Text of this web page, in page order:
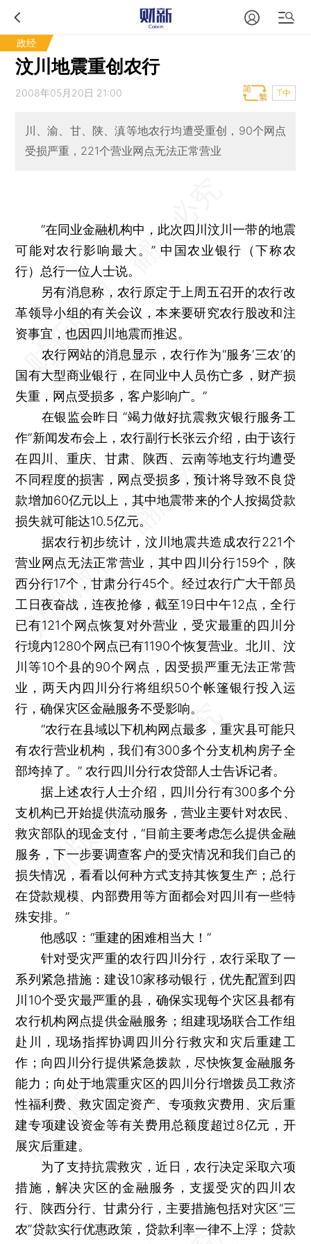
政经
汶川地震重创农行
2008年05月20日 21:00 T中
川、渝、甘、陕、滇等地农行均遭受重创，90个网点
受损严重，221个营业网点无法正常营业
“在同业金融机构中，此次四川汶川一带的地震
可能对农行影响最大。” 中国农业银行（下称农
行）总行一位人士说。
另有消息称，农行原定于上周五召开的农行改
革领导小组的有关会议，本来要研究农行股改和注
资事宜，也因四川地震而推迟。
农行网站的消息显示，农行作为“服务‘三农’的
国有大型商业银行，在同业中人员伤亡多，财产损
失重，网点受损多，客户影响广。”
在银监会昨日 “竭力做好抗震救灾银行服务工
作”新闻发布会上，农行副行长张云介绍，由于该行
在四川、重庆、甘肃、陕西、云南等地支行均遭受
不同程度的损害，网点受损多，预计将导致不良贷
款增加60亿元以上，其中地震带来的个人按揭贷款
损失就可能达10.5亿元。
据农行初步统计，汶川地震共造成农行221个
营业网点无法正常营业，其中四川分行159个，陕
西分行17个，甘肃分行45个。经过农行广大干部员
工日夜奋战，连夜抢修，截至19日中午12点，全行
已有121个网点恢复对外营业，受灾最重的四川分
行境内1280个网点已有1190个恢复营业。北川、汶
川等10个县的90个网点，因受损严重无法正常营
业，两天内四川分行将组织50个帐篷银行投入运
行，确保灾区金融服务不受影响。
“农行在县域以下机构网点最多，重灾县可能只
有农行营业机构，我们有300多个分支机构房子全
部垮掉了。” 农行四川分行农贷部人士告诉记者。
据上述农行人士介绍，四川分行有300多个分
支机构已开始提供流动服务，营业主要针对农民、
救灾部队的现金支付，“目前主要考虑怎么提供金融
服务，下一步要调查客户的受灾情况和我们自己的
损失情况，看看以何种方式支持其恢复生产；总行
在贷款规模、内部费用等方面都会对四川有一些特
殊安排。”
他感叹：“重建的困难相当大！”
针对受灾严重的农行四川分行，农行采取了一
系列紧急措施：建设10家移动银行，优先配置到四
川10个受灾最严重的县，确保实现每个灾区县都有
农行机构网点提供金融服务；组建现场联合工作组
赴川，现场指挥协调四川分行救灾和灾后重建工
作；向四川分行提供紧急拨款，尽快恢复金融服务
能力；向处于地震重灾区的四川分行增拨员工救济
性福利费、救灾固定资产、专项救灾费用、灾后重
建专项建设资金等有关费用总额度超过8亿元，开
展灾后重建。
为了支持抗震救灾，近日，农行决定采取六项
措施，解决灾区的金融服务，支援受灾的四川农
行、陕西分行、甘肃分行，主要措施包括对灾区“三
农”贷款实行优惠政策，贷款利率一律不上浮；贷款